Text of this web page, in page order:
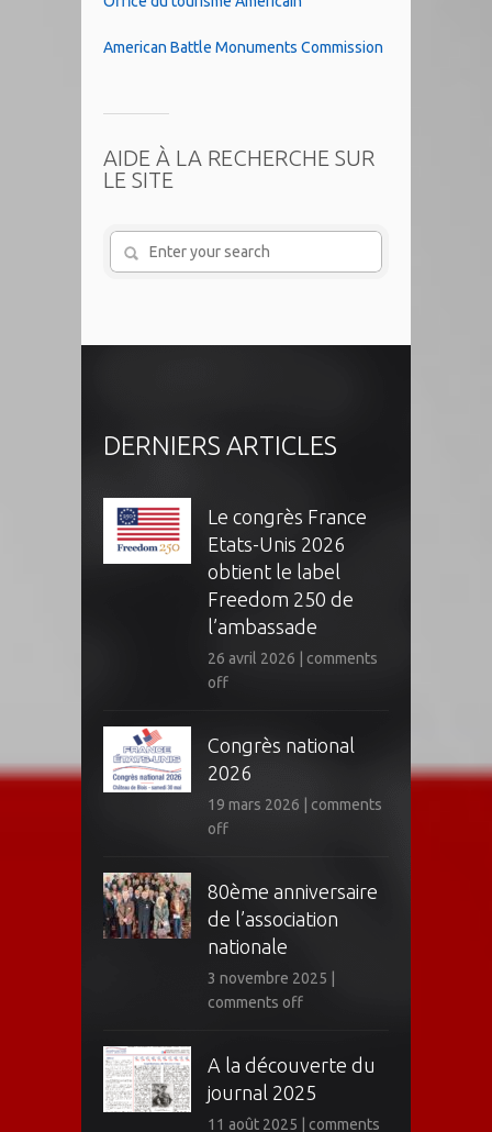
American Battle Monuments Commission
AIDE À LA RECHERCHE SUR
LE SITE
DERNIERS ARTICLES
Le congrès France
Etats-Unis 2026
obtient le label
Freedom 250 de
l’ambassade
26 avril 2026
comments
off
Congrès national
2026
19 mars 2026
comments
off
80ème anniversaire
de l’association
nationale
3 novembre 2025
comments off
A la découverte du
journal 2025
11 août 2025 comments